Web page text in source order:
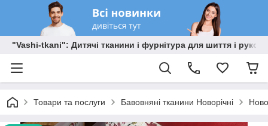
"Vashi-tkani": Дитячі тканини і фурнітура для шиття і
Товари та послуги Бавовняні тканини Новорічні